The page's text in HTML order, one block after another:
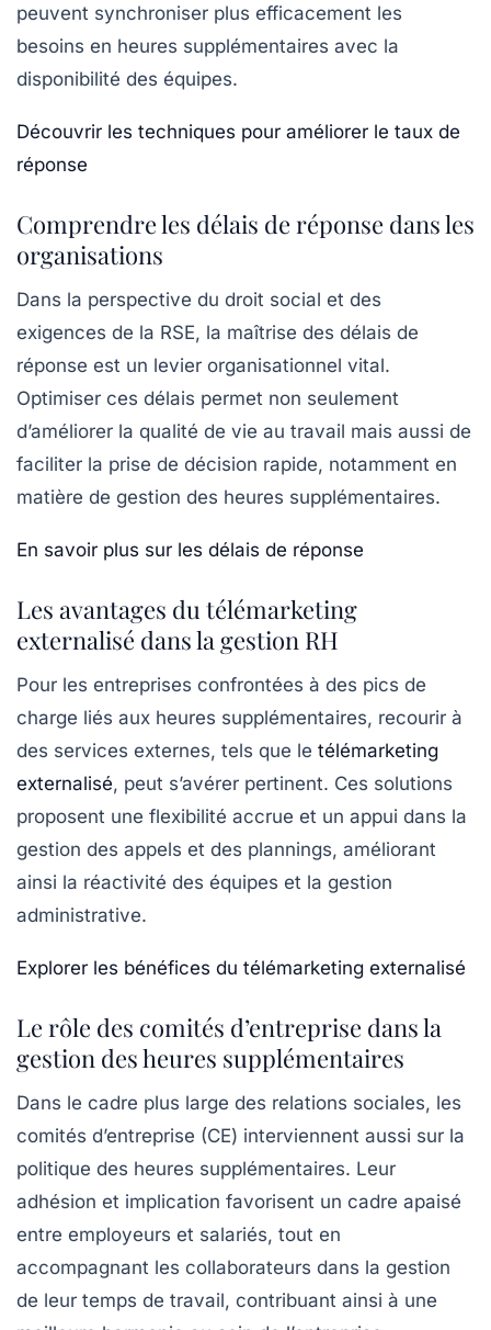
peuvent synchroniser plus efficacement les
besoins en heures supplémentaires avec la
disponibilité des équipes.
Découvrir les techniques pour améliorer le taux de
réponse
Comprendre les délais de réponse dans les
organisations
Dans la perspective du droit social et des
exigences de la RSE, la maîtrise des délais de
réponse est un levier organisationnel vital.
Optimiser ces délais permet non seulement
d’améliorer la qualité de vie au travail mais aussi de
faciliter la prise de décision rapide, notamment en
matière de gestion des heures supplémentaires.
En savoir plus sur les délais de réponse
Les avantages du télémarketing
externalisé dans la gestion RH
Pour les entreprises confrontées à des pics de
charge liés aux heures supplémentaires, recourir à
des services externes, tels que le télémarketing
externalisé, peut s’avérer pertinent. Ces solutions
proposent une flexibilité accrue et un appui dans la
gestion des appels et des plannings, améliorant
ainsi la réactivité des équipes et la gestion
administrative.
Explorer les bénéfices du télémarketing externalisé
Le rôle des comités d’entreprise dans la
gestion des heures supplémentaires
Dans le cadre plus large des relations sociales, les
comités d’entreprise (CE) interviennent aussi sur la
politique des heures supplémentaires. Leur
adhésion et implication favorisent un cadre apaisé
entre employeurs et salariés, tout en
accompagnant les collaborateurs dans la gestion
de leur temps de travail, contribuant ainsi à une